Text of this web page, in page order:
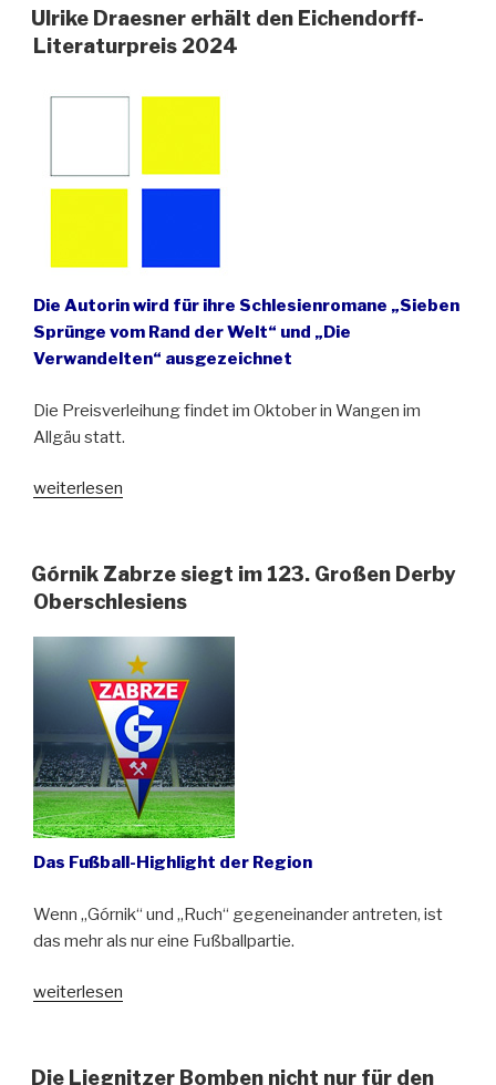
der
Erde
Ulrike Draesner erhält den Eichendorff-
Literaturpreis 2024
Die Autorin wird für ihre Schlesienromane „Sieben
Sprünge vom Rand der Welt“ und „Die
Verwandelten“ ausgezeichnet
Die Preisverleihung findet im Oktober in Wangen im
Allgäu statt.
„Ulrike
den
Eichendorff-
weiterlesen
Górnik Zabrze siegt im 123. Großen Derby
Oberschlesiens
Das Fußball-Highlight der Region
Wenn „Górnik“ und „Ruch“ gegeneinander antreten, ist
das mehr als nur eine Fußballpartie.
„Górnik
im
weiterlesen
Die Liegnitzer Bomben nicht nur für den